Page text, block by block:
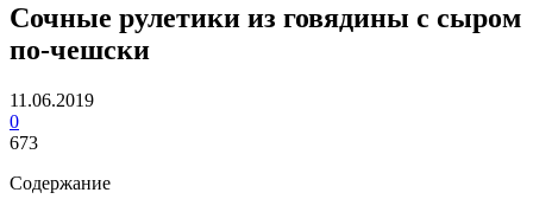
Сочные рулетики из говядины с сыром
по-чешски
11.06.2019
0
673
Содержание